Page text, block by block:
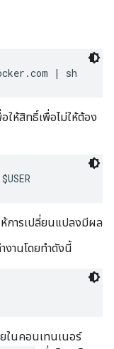
ห้สิทธิ์เพื่อไม่ให้ต้อง
การเปลี่ยนแปลงมีผล
งานโดยทำดังนี้
ในคอนเทนเนอร์